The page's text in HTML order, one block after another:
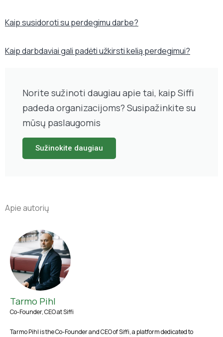
Kaip susidoroti su perdegimu darbe?
Kaip darbdaviai gali padėti užkirsti kelią perdegimui?
Norite sužinoti daugiau apie tai, kaip Siffi
padeda organizacijoms? Susipažinkite su
mūsų paslaugomis
Sužinokite daugiau
Apie autorių
Tarmo Pihl
Co-Founder, CEO at Siffi
Tarmo Pihl is the Co-Founder and CEO of Siffi, a platform dedicated to